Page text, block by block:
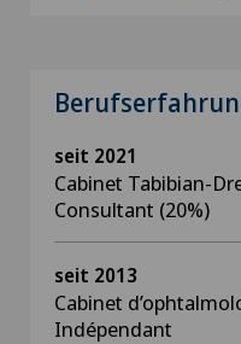
seit 2021
Cabinet Tabibian-
Consultant (20%)
seit 2013
Cabinet
Indépendant